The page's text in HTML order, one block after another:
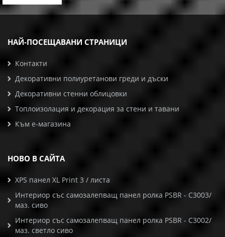
НАЙ-ПОСЕЩАВАНИ СТРАНИЦИ
Контакти
Декоративни полиуретанови греди и дъски
Декоративни стенни облицовки
Топлоизолация и декорация за стени и тавани
Към е-магазина
НОВО В САЙТА
XPS панел XL Print 3 / листа
Интериор със самозалепващ панел ролка PSBR - C3003/
маз. сиво
Интериор със самозалепващ панел ролка PSBR - C3002/
маз. светло сиво